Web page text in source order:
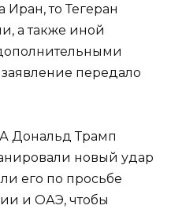
то Тегеран
а также иной
передало
Дональд Трамп
новый удар
его по просьбе
и ОАЭ, чтобы